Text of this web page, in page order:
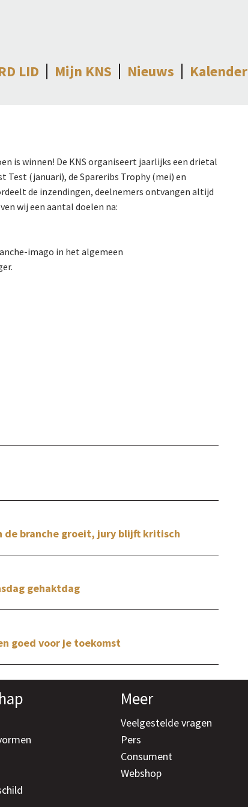
LID Mijn KNS Nieuws Kalender
is winnen! De KNS organiseert jaarlijks een drietal
Test (januari), de Spareribs Trophy (mei) en
de inzendingen, deelnemers ontvangen altijd
wij een aantal doelen na:
imago in het algemeen
de branche groeit, jury blijft kritisch
gehaktdag
goed voor je toekomst
Meer
Veelgestelde vragen
Pers
Consument
Webshop